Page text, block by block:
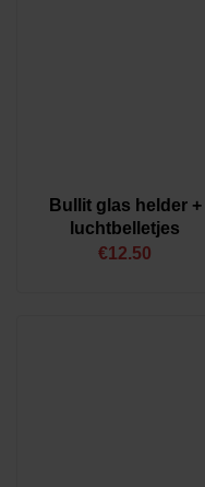
Bullit glas helder +
luchtbelletjes
€12.50